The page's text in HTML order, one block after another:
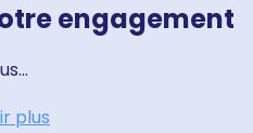
engagement
plus